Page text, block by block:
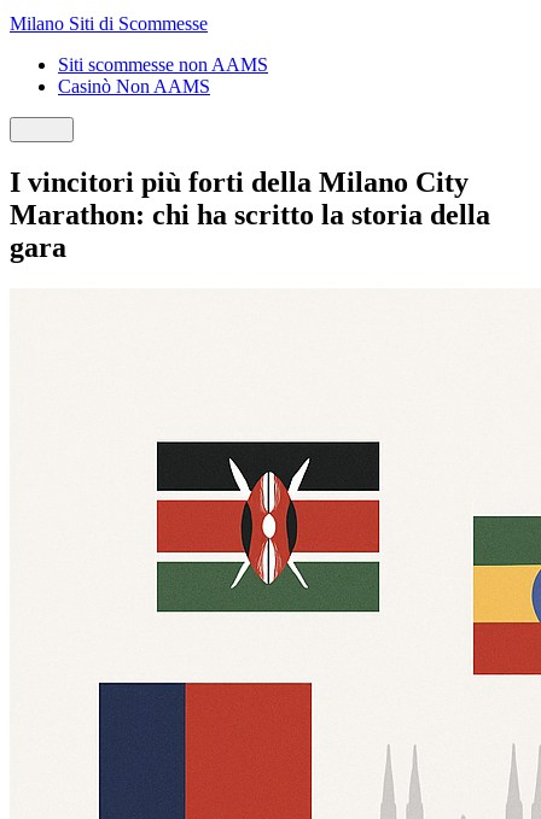
Milano Siti di Scommesse
Siti scommesse non AAMS
Casinò Non AAMS
I vincitori più forti della Milano City
Marathon: chi ha scritto la storia della
gara